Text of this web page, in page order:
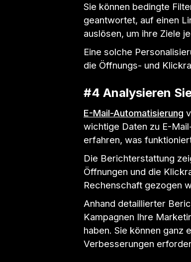
Sie können bedingte
geantwortet, auf einen
auslösen, um ihre Ziele
Eine solche
die Öffnungs- und
#4 Analysieren
E-Mail-Automatisierung
wichtige Daten zu E-
erfahren, was
Die Berichterstattung
Öffnungen und die
Rechenschaft gezogen
Anhand detaillierter
Kampagnen Ihre
haben. Sie können ganz
Verbesserungen